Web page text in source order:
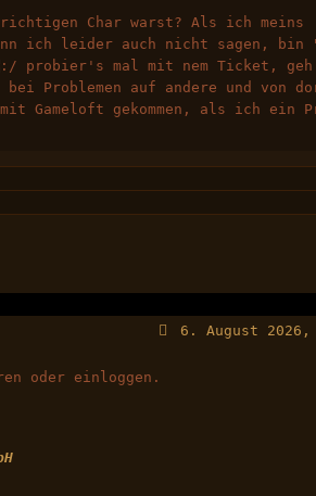
Char warst? Als ich meins
ich leider auch nicht sagen, bin
probier's mal mit nem Ticket,
bei Problemen auf andere und von
Gameloft gekommen, als ich ein
6. August 2026,
oder einloggen.